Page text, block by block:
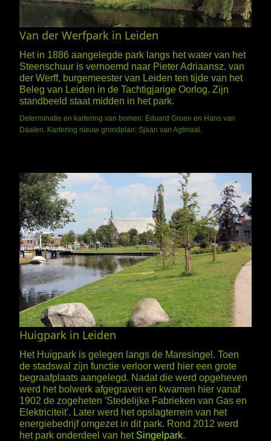
Van der Werfpark in Leiden
Het in 1886 aangelegde park langs het water van het
Steenschuur is vernoemd naar Pieter Adriaansz. van
der Werff, burgemeester van Leiden ten tijde van het
Beleg van Leiden in de Tachtigjarige Oorlog. Zijn
standbeeld staat midden in het park.
Determinatie en kartering van bomen: Eduard Groen en Hans van
Daalen. Kartering nieuw grondplan: Sjaan van Agtmaal.
Huigpark in Leiden
Het Huigpark is gelegen langs de Maresingel. Toen
de stadswal zijn functie verloor werd hier een grote
begraafplaats aangelegd. Nadat die werd opgeheven
werd het bolwerk afgegraven en kwamen hier vanaf
1902 de zogeheten 'Stedelijke Fabrieken van Gas en
Elektriciteit'. Later werd het opslagterrein van het
energiebedrijf omgezet in dit park. Rond 2012 werd
het park onderdeel van het Singelpark.